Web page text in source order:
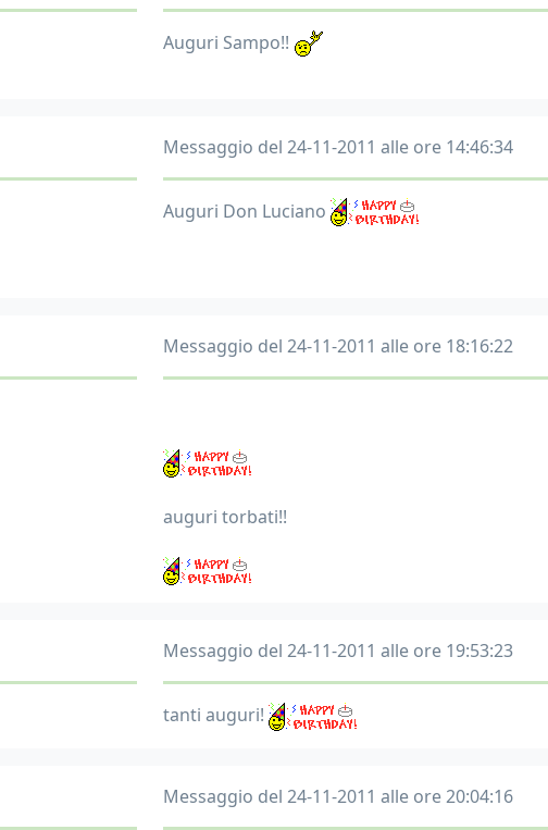
Auguri Sampo!!
Messaggio del 24-11-2011 alle ore 14:46:34
Auguri Don Luciano
Messaggio del 24-11-2011 alle ore 18:16:22
auguri torbati!!
Messaggio del 24-11-2011 alle ore 19:53:23
tanti auguri!
Messaggio del 24-11-2011 alle ore 20:04:16